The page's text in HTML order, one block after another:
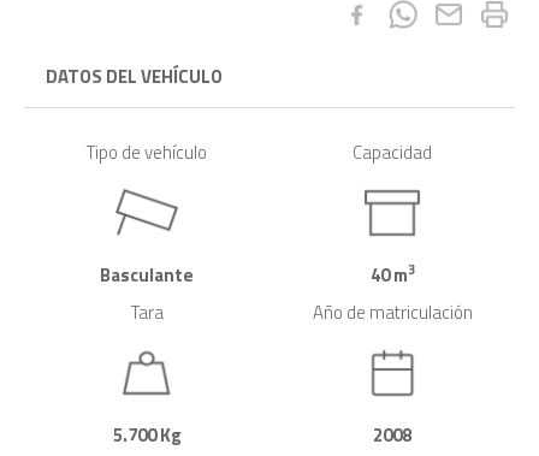
DATOS DEL VEHÍCULO
Tipo de vehículo
Basculante
Capacidad
40 m3
Tara
5.700 Kg
Año de matriculación
2008